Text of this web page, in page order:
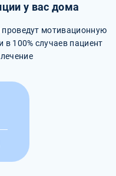
у вас дома
мотивационную
100% случаев пациент